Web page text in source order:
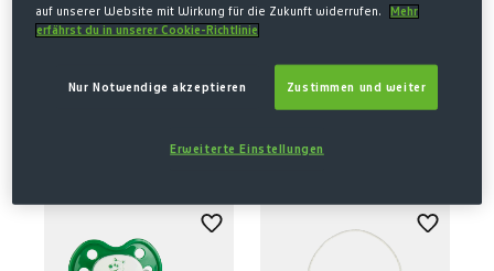
8,00 €* 25,00 €*
Geldbörse
auf unserer Website mit Wirkung für die Zukunft widerrufen.
Mehr
erfährst du in unserer Cookie-Richtlinie
Nur Notwendige akzeptieren Zustimmen und weiter
Erweiterte Einstellungen